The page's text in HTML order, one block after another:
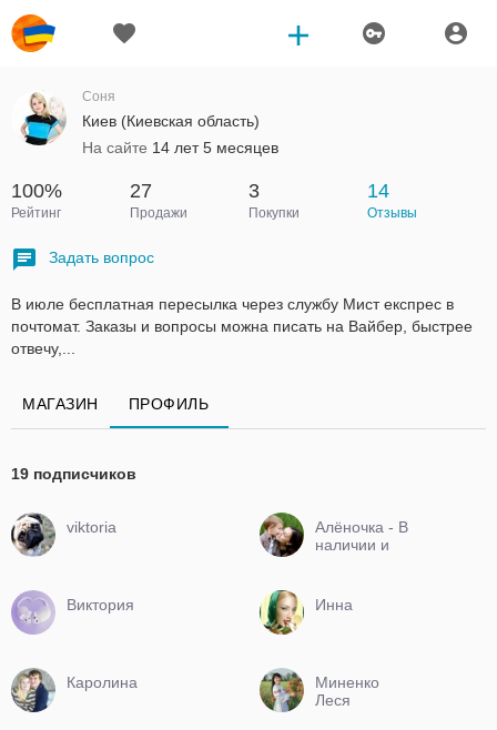
Соня
Киев (Киевская область)
На сайте 14 лет 5 месяцев
100%
Рейтинг
27
Продажи
3
Покупки
14
Отзывы
Задать вопрос
В июле бесплатная пересылка через службу Мист експрес в
почтомат. Заказы и вопросы можна писать на Вайбер, быстрее
отвечу,...
МАГАЗИН ПРОФИЛЬ
19 подписчиков
viktoria
Алёночка - В
наличии и
Виктория Инна
Каролина
Миненко
Леся